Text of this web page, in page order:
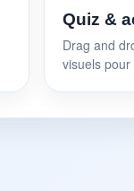
Quiz &
Drag and
visuels